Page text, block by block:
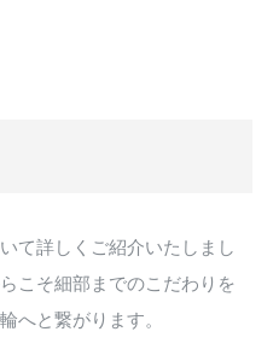
て詳しくご紹介いたしまし
こそ細部までのこだわりを
へと繋がります。